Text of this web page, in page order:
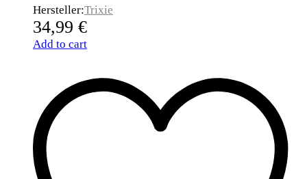
Hersteller:Trixie
34,99 €
Add to cart